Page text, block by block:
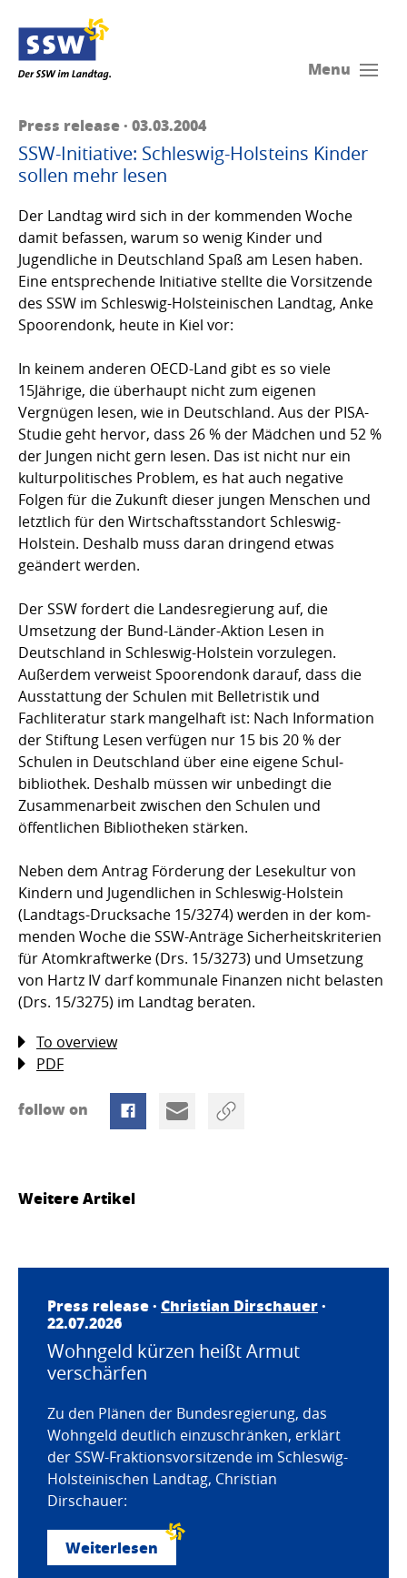
Menu
Press release · 03.03.2004
SSW-Initiative: Schleswig-Holsteins Kinder
sollen mehr lesen
Der Landtag wird sich in der kommenden Woche
damit befassen, warum so wenig Kinder und
Jugendliche in Deutschland Spaß am Lesen haben.
Eine entsprechende Initiative stellte die Vorsitzende
des SSW im Schleswig-Hol­steinischen Landtag, Anke
Spoorendonk, heute in Kiel vor:
In keinem anderen OECD-Land gibt es so viele
15Jährige, die überhaupt nicht zum eigenen
Vergnügen lesen, wie in Deutschland. Aus der PISA-
Studie geht hervor, dass 26 % der Mädchen und 52 %
der Jungen nicht gern lesen. Das ist nicht nur ein
kulturpolitisches Problem, es hat auch negative
Folgen für die Zukunft dieser jungen Menschen und
letztlich für den Wirt­schaftsstandort Schleswig-
Holstein. Deshalb muss daran dringend etwas
geändert werden.
Der SSW fordert die Landesregierung auf, die
Umsetzung der Bund-Länder-Aktion Lesen in
Deutschland in Schleswig-Holstein vorzulegen.
Außerdem verweist Spoorendonk darauf, dass die
Ausstattung der Schulen mit Belle­tristik und
Fachliteratur stark mangelhaft ist: Nach Information
der Stiftung Lesen verfügen nur 15 bis 20 % der
Schulen in Deutschland über eine eigene Schul­
bibliothek. Deshalb müssen wir unbedingt die
Zusammenarbeit zwischen den Schulen und
öffentlichen Bibliotheken stärken.
Neben dem Antrag Förderung der Lesekultur von
Kindern und Jugendlichen in Schles­wig-Holstein
(Landtags-Drucksache 15/3274) werden in der kom­
menden Woche die SSW-Anträge Sicherheitskriterien
für Atomkraft­werke (Drs. 15/3273) und Umset­zung
von Hartz IV darf kommunale Finanzen nicht belasten
(Drs. 15/3275) im Landtag beraten.
To overview
PDF
follow on
Weitere Artikel
Press release · Christian Dirschauer·
22.07.2026
Wohngeld kürzen heißt Armut
verschärfen
Zu den Plänen der Bundesregierung, das
Wohngeld deutlich einzuschränken, erklärt
der SSW-Fraktionsvorsitzende im Schleswig-
Holsteinischen Landtag, Christian
Dirschauer:
Weiterlesen